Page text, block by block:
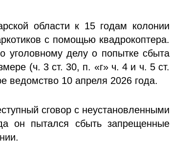
области к 15 годам колонии
с помощью квадрокоптера.
уголовному делу о попытке сбыта
(ч. 3 ст. 30, п. «г» ч. 4 и ч. 5 ст.
ведомство 10 апреля 2026 года.
сговор с неустановленными
он пытался сбыть запрещенные